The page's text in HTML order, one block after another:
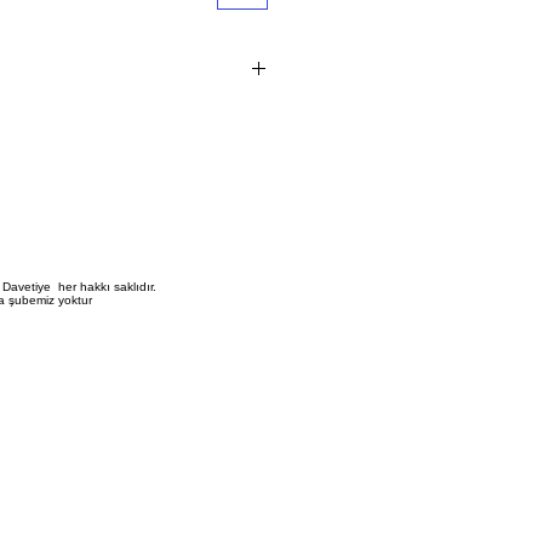
fiyat?na bask? ?creti dahil de?
her hakkı saklıdır.
şubemiz yoktur